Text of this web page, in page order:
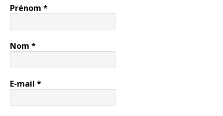
Prénom *
Nom *
E-mail *